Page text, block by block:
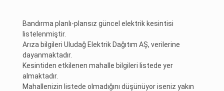
Bandırma planlı-plansız güncel elektrik kesintisi
listelenmiştir.
Arıza bilgileri Uludağ Elektrik Dağıtım AŞ, verilerine
dayanmaktadır.
Kesintiden etkilenen mahalle bilgileri listede yer
almaktadır.
Mahallenizin listede olmadığını düşünüyor iseniz yakın